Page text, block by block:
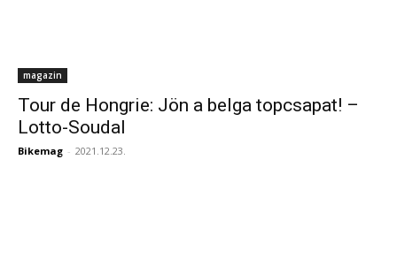
magazin
Tour de Hongrie: Jön a belga topcsapat! –
Lotto-Soudal
Bikemag - 2021.12.23.